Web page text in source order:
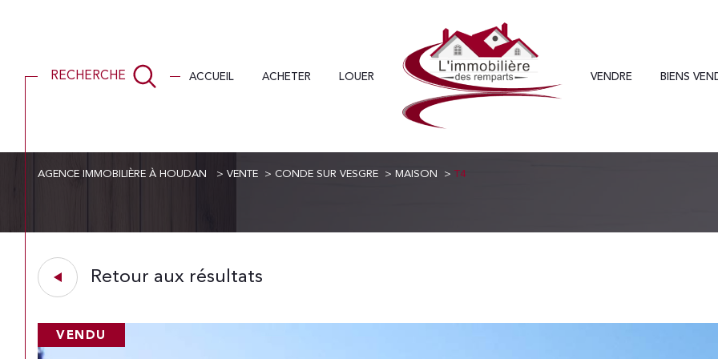
ACCUEIL ACHETER LOUER VENDRE BIENS
RECHERCHE
Voir les0annonces
AGENCE IMMOBILIÈRE À HOUDAN VENTE CONDE SUR VESGRE MAISON T4
Retour aux résultats
VENDU